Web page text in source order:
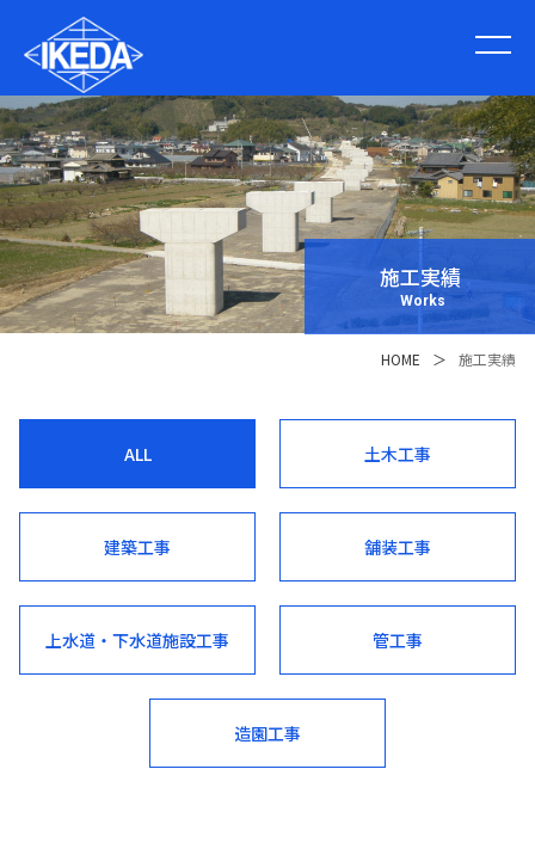
施工実績
Works
HOME ＞ 施工実績
ALL 土木工事
建築工事 舗装工事
上水道・下水道施設工事 管工事
造園工事